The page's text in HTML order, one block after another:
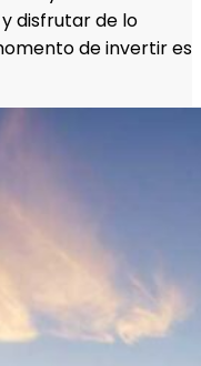
disfrutar de lo
de invertir es